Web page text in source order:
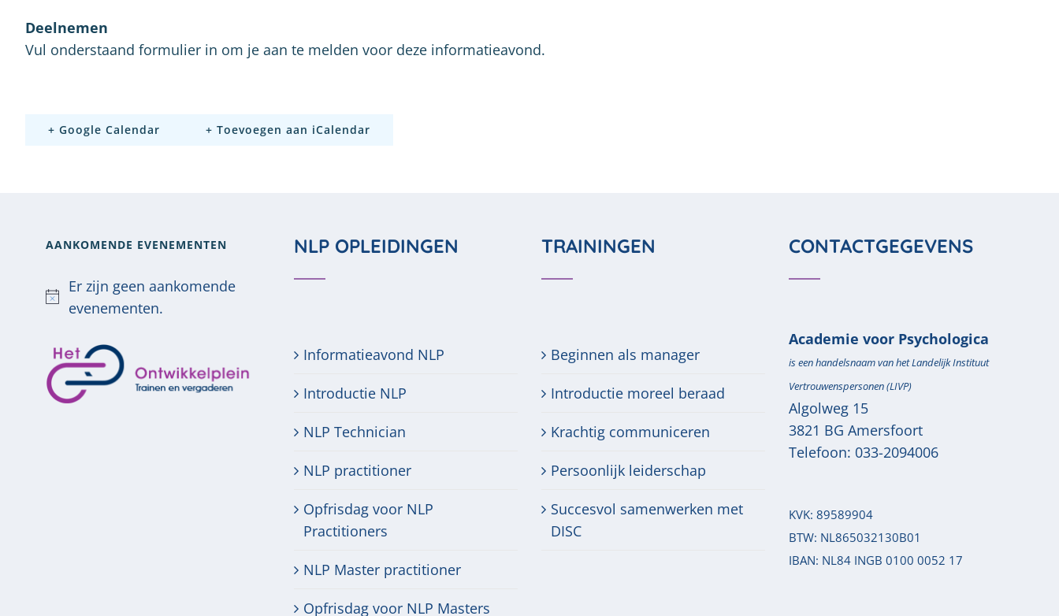
Deelnemen
Vul onderstaand formulier in om je aan te melden voor deze informatieavond.
+ Google Calendar + Toevoegen aan iCalendar
AANKOMENDE EVENEMENTEN
Bericht
Er zijn geen aankomende
evenementen.
NLP OPLEIDINGEN
Informatieavond NLP
Introductie NLP
NLP Technician
NLP practitioner
Opfrisdag voor NLP
Practitioners
NLP Master practitioner
Opfrisdag voor NLP Masters
TRAININGEN
Beginnen als manager
Introductie moreel beraad
Krachtig communiceren
Persoonlijk leiderschap
Succesvol samenwerken met
DISC
CONTACTGEGEVENS
Academie voor Psychologica
is een handelsnaam van het Landelijk Instituut
Vertrouwenspersonen (LIVP)
Algolweg 15
3821 BG Amersfoort
Telefoon: 033-2094006
KVK: 89589904
BTW: NL865032130B01
IBAN: NL84 INGB 0100 0052 17